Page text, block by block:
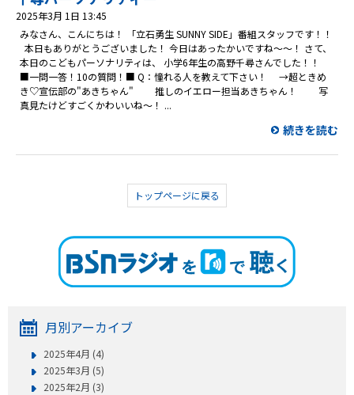
2025年3月 1日 13:45
みなさん、こんにちは！ 「立石勇生 SUNNY SIDE」番組スタッフです！！
本日もありがとうございました！ 今日はあったかいですね～～！ さて、
本日のこどもパーソナリティは、 小学6年生の高野千尋さんでした！！
■一問一答！10の質問！■ Q：憧れる人を教えて下さい！ →超ときめ
き♡宣伝部の"あきちゃん" 推しのイエロー担当あきちゃん！ 写
真見たけどすごくかわいいね～！ ...
続きを読む
トップページに戻る
月別アーカイブ
2025年4月 (4)
2025年3月 (5)
2025年2月 (3)